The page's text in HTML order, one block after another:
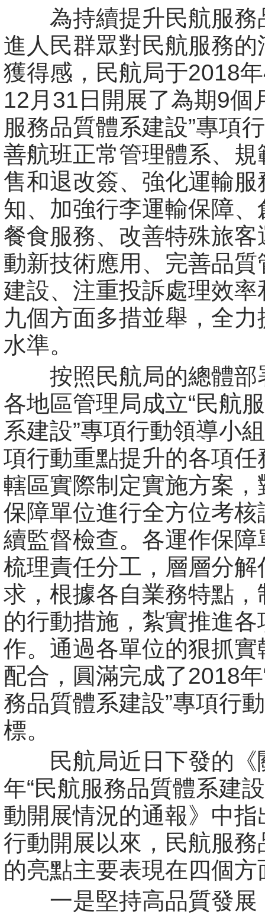
為持續提升民航服務
進人民群眾對民航服務的
獲得感，民航局于2018
12月31日開展了為期9個
服務品質體系建設”專項
善航班正常管理體系、規
售和退改簽、強化運輸服
知、加強行李運輸保障、
餐食服務、改善特殊旅客
動新技術應用、完善品質
建設、注重投訴處理效率
九個方面多措並舉，全力
水準。
按照民航局的總體部
各地區管理局成立“民航
系建設”專項行動領導小
項行動重點提升的各項任
轄區實際制定實施方案，
保障單位進行全方位考核
續監督檢查。各運作保障
梳理責任分工，層層分解
求，根據各自業務特點，
的行動措施，紮實推進各
作。通過各單位的狠抓實
配合，圓滿完成了2018
務品質體系建設”專項行
標。
民航局近日下發的《
年“民航服務品質體系建
動開展情況的通報》中指
行動開展以來，民航服務
的亮點主要表現在四個方
一是堅持高品質發展